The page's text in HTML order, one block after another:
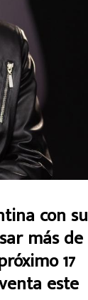
con su
más de
17
este